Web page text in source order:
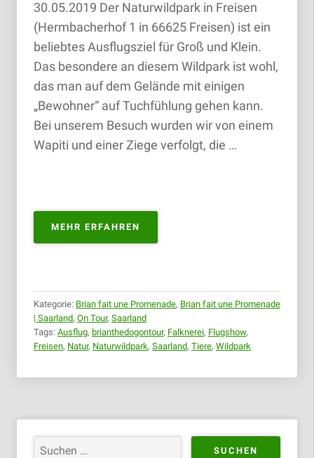
30.05.2019 Der Naturwildpark in Freisen
(Hermbacherhof 1 in 66625 Freisen) ist ein
beliebtes Ausflugsziel für Groß und Klein.
Das besondere an diesem Wildpark ist wohl,
das man auf dem Gelände mit einigen
„Bewohner“ auf Tuchfühlung gehen kann.
Bei unserem Besuch wurden wir von einem
Wapiti und einer Ziege verfolgt, die …
MEHR ERFAHREN
FREISEN
Kategorie: Brian fait une Promenade, Brian fait une Promenade
| Saarland, On Tour, Saarland
Tags: Ausflug, brianthedogontour, Falknerei, Flugshow,
Freisen, Natur, Naturwildpark, Saarland, Tiere, Wildpark